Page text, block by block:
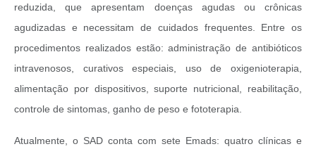
reduzida, que apresentam doenças agudas ou crônicas
agudizadas e necessitam de cuidados frequentes. Entre os
procedimentos realizados estão: administração de antibióticos
intravenosos, curativos especiais, uso de oxigenioterapia,
alimentação por dispositivos, suporte nutricional, reabilitação,
controle de sintomas, ganho de peso e fototerapia.
Atualmente, o SAD conta com sete Emads: quatro clínicas e